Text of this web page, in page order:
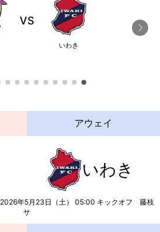
VS
いわき
アウェイ
いわき
2026年5月23日（土） 05:00 キックオフ 藤枝
サ